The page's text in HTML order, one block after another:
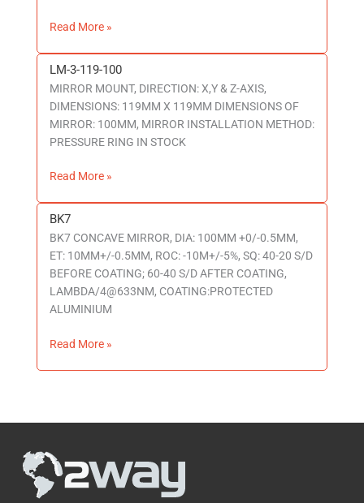
Read More »
LM-3-119-100
MIRROR MOUNT, DIRECTION: X,Y & Z-AXIS,
DIMENSIONS: 119MM X 119MM DIMENSIONS OF
MIRROR: 100MM, MIRROR INSTALLATION METHOD:
PRESSURE RING IN STOCK
LM-
3-
119-
100
Read More »
BK7
BK7 CONCAVE MIRROR, DIA: 100MM +0/-0.5MM,
ET: 10MM+/-0.5MM, ROC: -10M+/-5%, SQ: 40-20 S/D
BEFORE COATING; 60-40 S/D AFTER COATING,
LAMBDA/4@633NM, COATING:PROTECTED
ALUMINIUM
BK7
Read More »